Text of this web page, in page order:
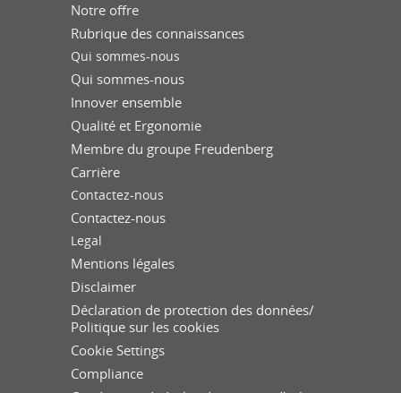
Notre offre
Rubrique des connaissances
Qui sommes-nous
Qui sommes-nous
Innover ensemble
Qualité et Ergonomie
Membre du groupe Freudenberg
Carrière
Contactez-nous
Contactez-nous
Legal
Mentions légales
Disclaimer
Déclaration de protection des données/
Politique sur les cookies
Cookie Settings
Compliance